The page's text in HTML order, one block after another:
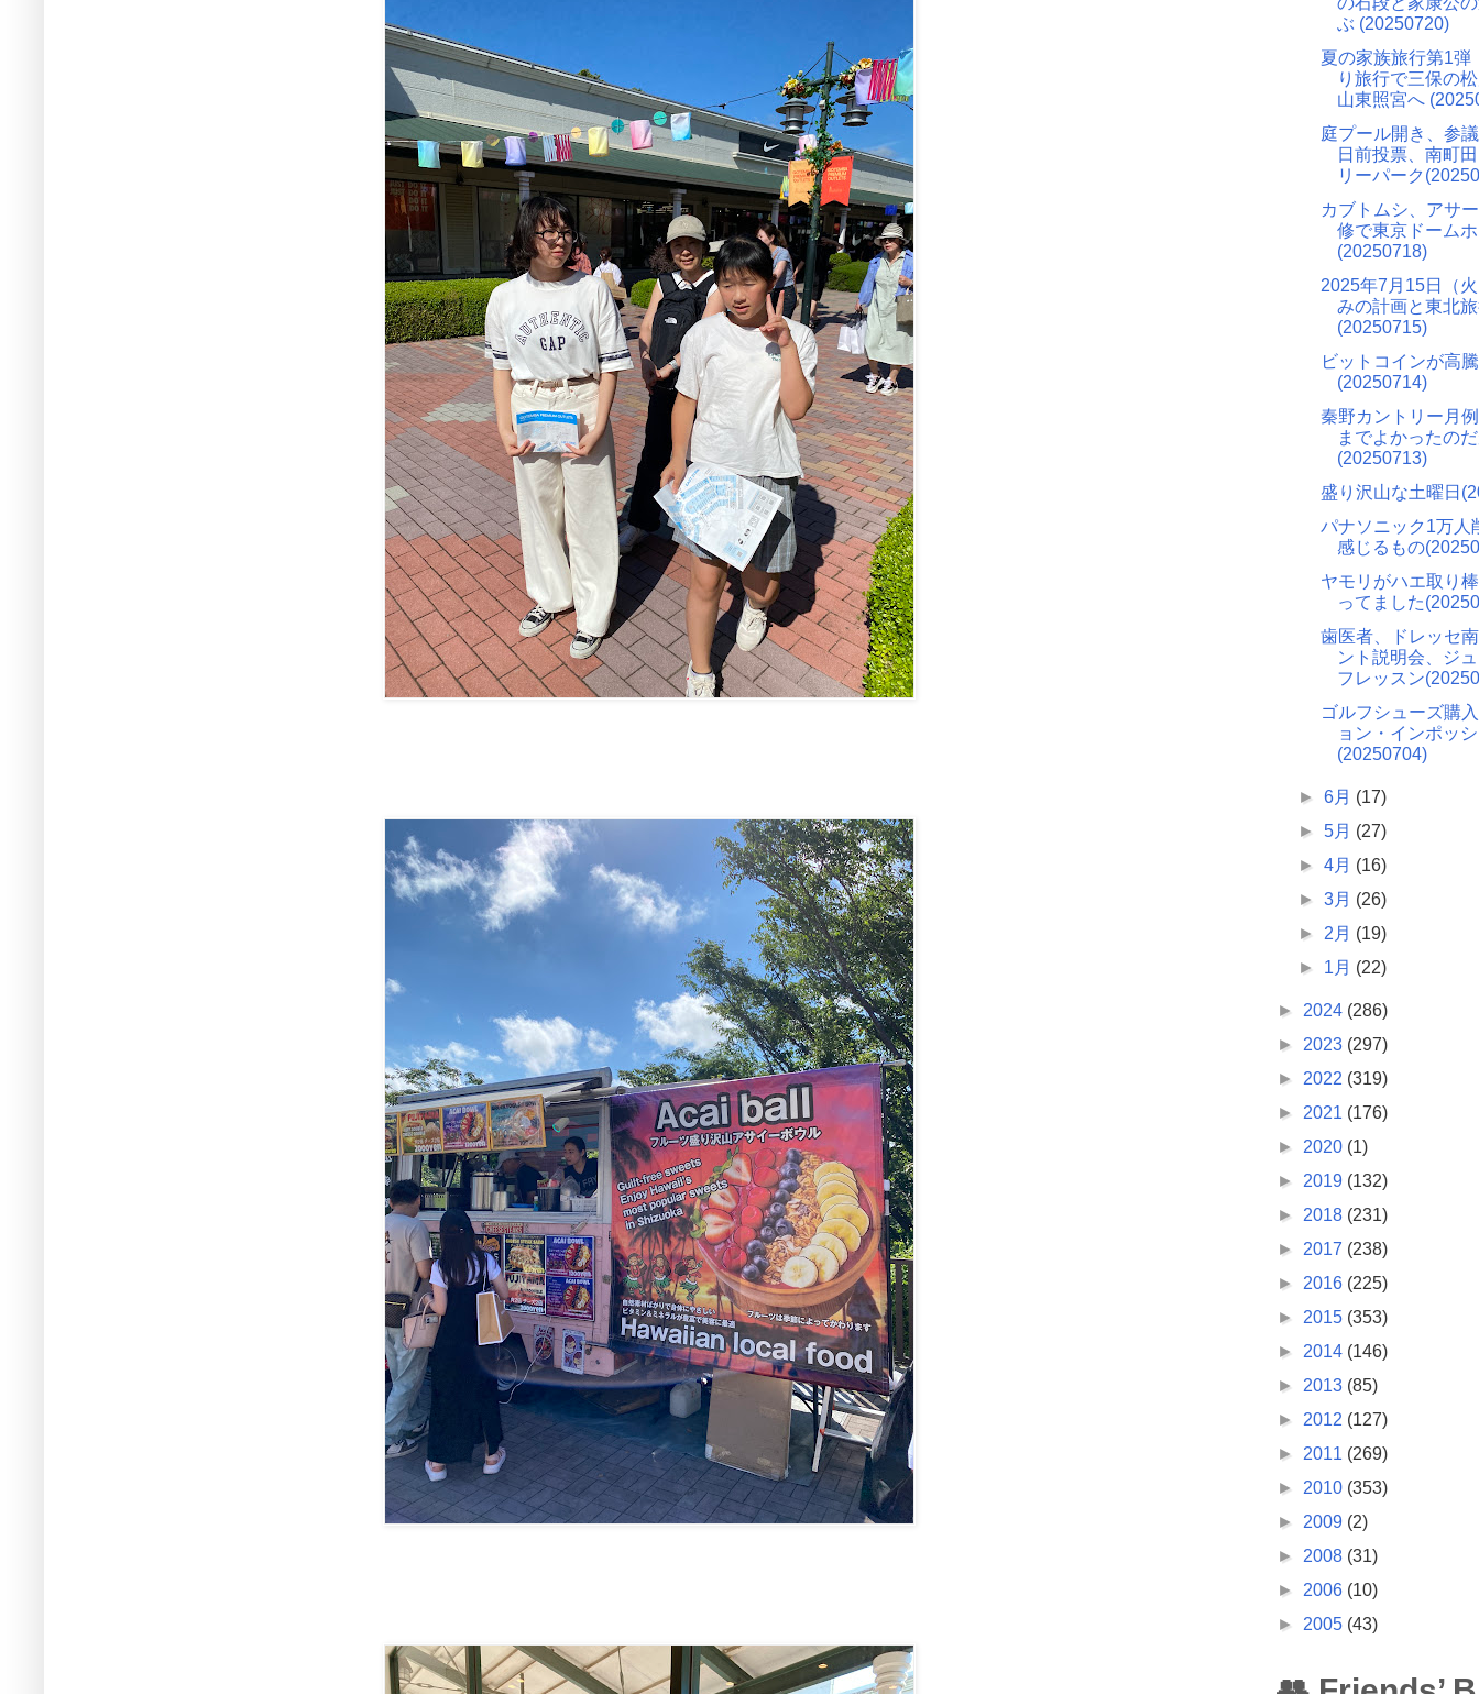
ぶ (20250720)
夏の家族旅行第1弾
り旅行で三保の
山東照宮へ
庭プール開き、参
日前投票、南町
リーパーク
カブトムシ、アサ
修で東京ドーム
(20250718)
2025年7月15日（
みの計画と東北
(20250715)
ビットコインが高騰
(20250714)
秦野カントリー月
までよかったの
(20250713)
盛り沢山な土曜日
パナソニック1万人
感じるもの
ヤモリがハエ取り
ってました
歯医者、ドレッセ
ント説明会、ジ
フレッスン
ゴルフシューズ購
ョン・インポッ
(20250704)
►6月 (17)
►5月 (27)
►4月 (16)
►3月 (26)
► 2月 (19)
► 1月 (22)
► 2024 (286)
► 2023 (297)
► 2022 (319)
► 2021 (176)
► 2020 (1)
► 2019 (132)
► 2018 (231)
► 2017 (238)
► 2016 (225)
► 2015 (353)
► 2014 (146)
► 2013 (85)
► 2012 (127)
► 2011 (269)
► 2010 (353)
► 2009 (2)
► 2008 (31)
► 2006 (10)
► 2005 (43)